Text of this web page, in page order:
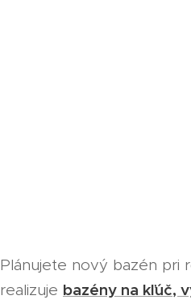
Plánujete nový bazén pri
realizuje bazény na kľúč,